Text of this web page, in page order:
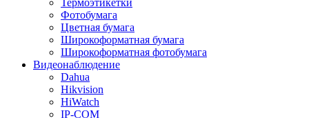
Термоэтикетки
Фотобумага
Цветная бумага
Широкоформатная бумага
Широкоформатная фотобумага
Видеонаблюдение
Dahua
Hikvision
HiWatch
IP-COM